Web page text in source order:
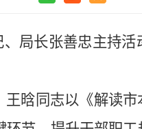
局长张善忠主持
晗同志以《解读